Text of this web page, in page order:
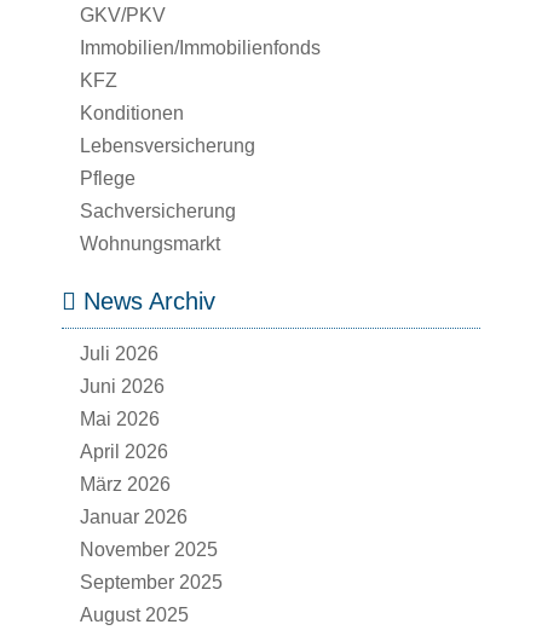
GKV/PKV
Immobilien/Immobilienfonds
KFZ
Konditionen
Lebensversicherung
Pflege
Sachversicherung
Wohnungsmarkt
News Archiv
Juli 2026
Juni 2026
Mai 2026
April 2026
März 2026
Januar 2026
November 2025
September 2025
August 2025